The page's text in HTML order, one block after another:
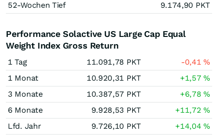
52-Wochen Tief
9.174,90 PKT
Performance Solactive US Large Cap Equal
Weight Index Gross Return
1 Tag 11.091,78 PKT -0,41%
1 Monat
10.920,31 PKT +1,57%
3 Monate
10.387,57 PKT +6,78%
6 Monate
9.928,53 PKT +11,72%
Lfd. Jahr
9.726,10 PKT +14,04%